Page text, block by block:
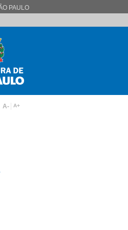
PAULO
A- A+